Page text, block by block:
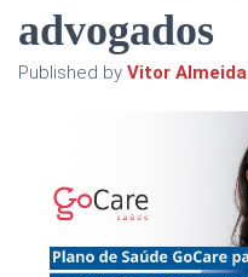
advogados
Published by Vitor Almeida